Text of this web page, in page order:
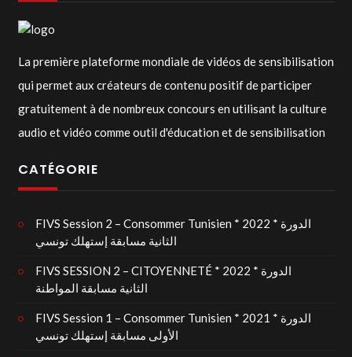
La première plateforme mondiale de vidéos de sensibilisation
qui permet aux créateurs de contenu positif de participer
gratuitement à de nombreux concours en utilisant la culture
audio et vidéo comme outil d'éducation et de sensibilisation
CATÉGORIE
FIVS Session 2 – Consommer Tunisien * 2022 * الدورة
الثانية مسابقة إستهلك تونسي
FIVS SESSION 2 – CITOYENNETÉ * 2022 * الدورة
الثانية مسابقة المواطنة
FIVS Session 1 – Consommer Tunisien * 2021 * الدورة
الأولى مسابقة إستهلك تونسي